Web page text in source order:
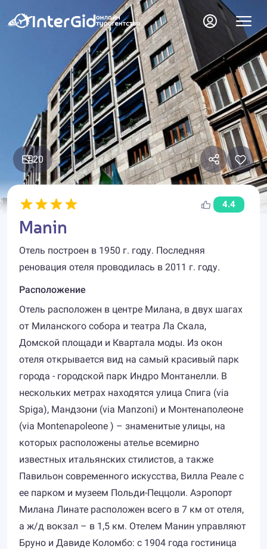
20
4.4
Manin
Отель построен в 1950 г. году. Последняя
реновация отеля проводилась в 2011 г. году.
Расположение
Отель расположен в центре Милана, в двух шагах
от Миланского собора и театра Ла Скала,
Домской площади и Квартала моды. Из окон
отеля открывается вид на самый красивый парк
города - городской парк Индро Монтанелли. В
нескольких метрах находятся улица Спига (via
Spiga), Мандзони (via Manzoni) и Монтенаполеоне
(via Montenapoleone ) – знаменитые улицы, на
которых расположены ателье всемирно
известных итальянских стилистов, а также
Павильон современного искусства, Вилла Реале с
ее парком и музеем Польди-Пеццоли. Аэропорт
Милана Линате расположен всего в 7 км от отеля,
а ж/д вокзал – в 1,5 км. Отелем Манин управляют
Бруно и Давиде Коломбо: с 1904 года гостиница